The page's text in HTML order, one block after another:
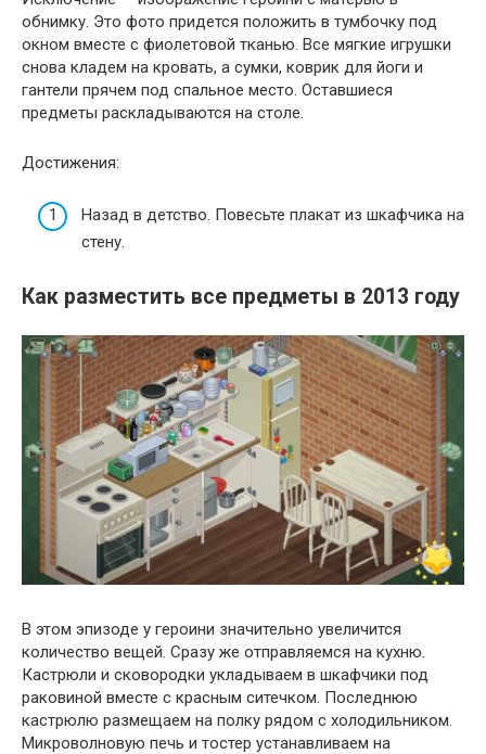
обнимку. Это фото придется положить в тумбочку под
окном вместе с фиолетовой тканью. Все мягкие игрушки
снова кладем на кровать, а сумки, коврик для йоги и
гантели прячем под спальное место. Оставшиеся
предметы раскладываются на столе.
Достижения:
Назад в детство. Повесьте плакат из шкафчика на
стену.
Как разместить все предметы в 2013 году
В этом эпизоде у героини значительно увеличится
количество вещей. Сразу же отправляемся на кухню.
Кастрюли и сковородки укладываем в шкафчики под
раковиной вместе с красным ситечком. Последнюю
кастрюлю размещаем на полку рядом с холодильником.
Микроволновую печь и тостер устанавливаем на